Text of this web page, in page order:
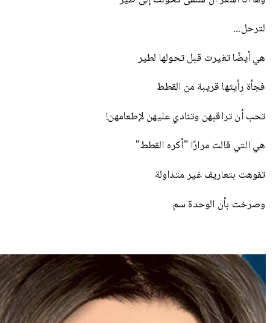
لترحل...
هي أيضًا تغيرت قبل تحولها لطير
فجأة رأيتها قريبة من القطط
تحب أن تراقبهن وتنادي عليهن لإطعامهن!
هي التي قالت مرارًا "أكره القطط"
تفوهت بتعاريف غير متداولة
وصرخت بأن الوحدة سم